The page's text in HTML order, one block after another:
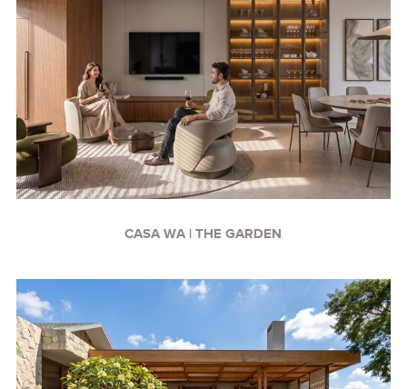
CASA WA | THE GARDEN